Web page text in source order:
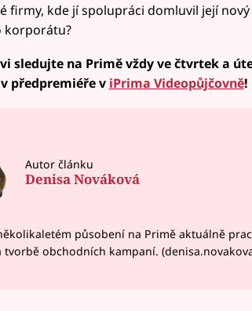
firmy, kde jí spolupráci domluvil její
korporátu?
sledujte na Primě vždy ve čtvrtek a
předpremiéře v iPrima Videopůjčovně!
Autor článku
Denisa Nováková
působení na Primě aktuálně
tvorbě obchodních kampaní.